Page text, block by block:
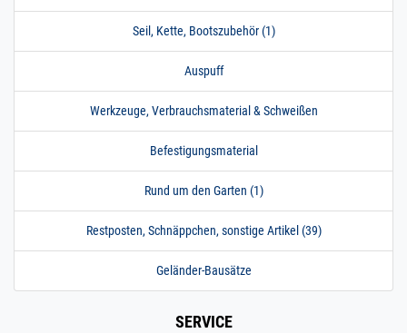
Seil, Kette, Bootszubehör (1)
Auspuff
Werkzeuge, Verbrauchsmaterial & Schweißen
Befestigungsmaterial
Rund um den Garten (1)
Restposten, Schnäppchen, sonstige Artikel (39)
Geländer-Bausätze
SERVICE